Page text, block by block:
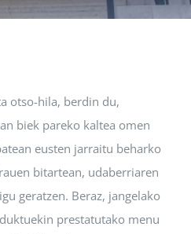
2030
otso-hila, berdin du,
biek pareko kaltea omen
eusten jarraitu beharko
bitartean, udaberriaren
geratzen. Beraz, jangelako
prestatutako menu